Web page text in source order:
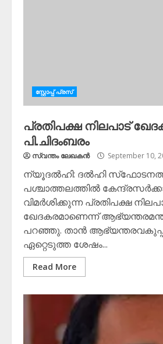
സ്റ്റോപ്പ്‌ പ്രസ്‌
പ്രതിപക്ഷ നിലപാട്
പി.ചിദംബരം
സ്വന്തം ലേഖകന്‍ September 10,
ന്യൂദല്‍ഹി: ദല്‍ഹി
പശ്ചാത്തലത്തില്‍
വിമര്‍ശിക്കുന്ന പ്രതിപക്ഷ
ഖേദകരമാണെന്ന്
പറഞ്ഞു. താന്‍
ഏറ്റെടുത്ത ശേഷം...
Read More